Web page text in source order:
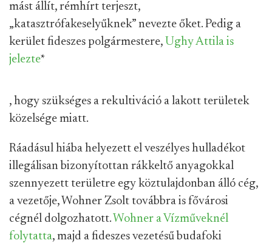
mást állít, rémhírt terjeszt,
„katasztrófakeselyűknek” nevezte őket. Pedig a
kerület fideszes polgármestere, Ughy Attila is
jelezte*
, hogy szükséges a rekultiváció a lakott területek
közelsége miatt.
Ráadásul hiába helyezett el veszélyes hulladékot
illegálisan bizonyítottan rákkeltő anyagokkal
szennyezett területre egy köztulajdonban álló cég,
a vezetője, Wohner Zsolt továbbra is fővárosi
cégnél dolgozhatott. Wohner a Vízműveknél
folytatta, majd a fideszes vezetésű budafoki